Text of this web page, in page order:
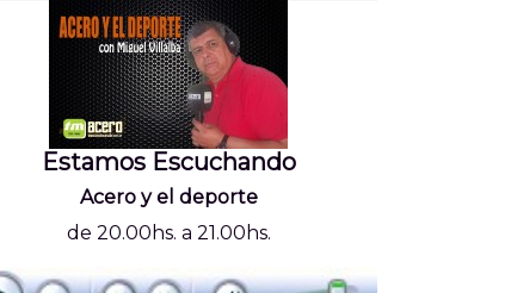
Estamos Escuchando
Acero y el deporte
de 20.00hs. a 21.00hs.